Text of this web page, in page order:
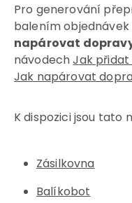
Pro generování
balením objednávek
napárovat
návodechJak přidat
Jak napárovat
K dispozici jsou tato
Zásilkovna
Balíkobot